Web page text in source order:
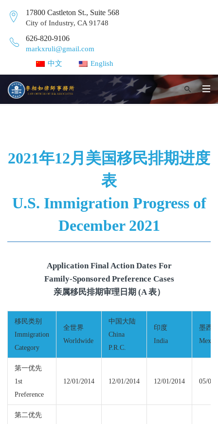
17800 Castleton St., Suite 568
City of Industry, CA 91748
626-820-9106
markxruli@gmail.com
中文
English
2021年12月美国移民排期进度
表
U.S. Immigration Progress of
December 2021
Application Final Action Dates For
Family-Sponsored Preference Cases
亲属移民排期审理日期 (A 表）
移民类别
Immigration
Category
全世界
Worldwide
中国大陆
China
P.R.C.
印度
India
墨西
第一优先
1st
Preference
12/01/2014 12/01/2014 12/01/2014 05/08/
第二优先